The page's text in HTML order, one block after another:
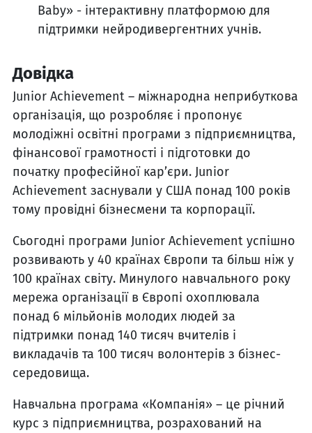
Baby» - інтерактивну платформою для
підтримки нейродивергентних учнів.
Довідка
Junior Achievement – міжнародна неприбуткова
організація, що розробляє і пропонує
молодіжні освітні програми з підприємництва,
фінансової грамотності і підготовки до
початку професійної кар’єри. Junior
Achievement заснували у США понад 100 років
тому провідні бізнесмени та корпорації.
Сьогодні програми Junior Achievement успішно
розвивають у 40 країнах Європи та більш ніж у
100 країнах світу. Минулого навчального року
мережа організації в Європі охоплювала
понад 6 мільйонів молодих людей за
підтримки понад 140 тисяч вчителів і
викладачів та 100 тисяч волонтерів з бізнес-
середовища.
Навчальна програма «Компанія» – це річний
курс з підприємництва, розрахований на